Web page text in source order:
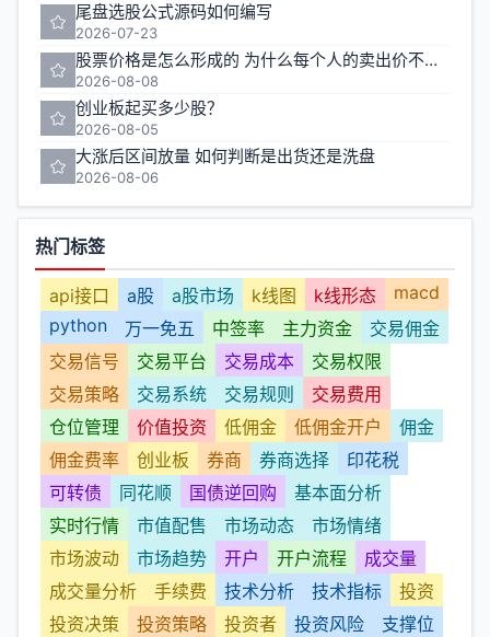
尾盘选股公式源码如何编写
2026-07-23
股票价格是怎么形成的 为什么每个人的卖出价不一样
2026-08-08
创业板起买多少股？
2026-08-05
大涨后区间放量 如何判断是出货还是洗盘
2026-08-06
热门标签
api接口 a股 a股市场 k线图 k线形态
macd
python
万一免五 中签率 主力资金
交易佣金
交易信号
交易平台 交易成本
交易权限
交易策略
交易系统 交易规则
交易费用
仓位管理
价值投资 低佣金 低佣金开户
佣金
佣金费率
创业板 券商 券商选择
印花税
可转债
同花顺 国债逆回购
基本面分析
实时行情
市值配售 市场动态
市场情绪
市场波动
市场趋势 开户 开户流程
成交量
成交量分析
手续费 技术分析 技术指标
投资
投资决策
投资策略 投资者 投资风险
支撑位